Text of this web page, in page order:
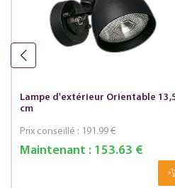
Lampe d'extérieur Orientable
cm
Maintenant :153.63 €
Prix conseillé : 191.99 €